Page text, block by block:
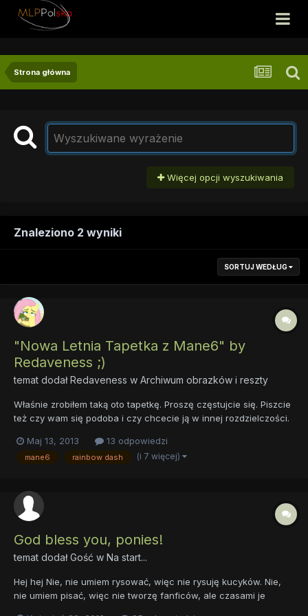
Strona główna
Więcej opcji wyszukiwania
Znaleziono 2 wyniki
SORTUJ WEDŁUG
"Nowa Letnia Tapetka z Mane6" by
Redaveness ;)
temat dodałRedaveness w Archiwum obrazków i reszty
Właśnie zrobiłem taką oto tapetkę. Proszę częstujcie się. Piszcie
też czy wam się podoba i czy chcecie ją w innej rozdzielczości.
Maj 13, 2013 13 odpowiedzi
mane6 rainbow dash (i 7 więcej)
God bless you, ponies!
temat dodał Gość w Na start...
Hej hej Nie, nie umiem rysować, więc nie rysuję kucyków. Nie,
nie umiem pisać, więc nie tworzę fanficów, ale czasami je